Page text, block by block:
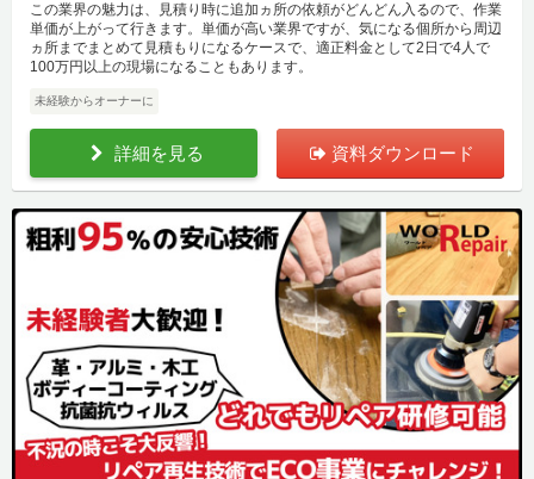
この業界の魅力は、見積り時に追加ヵ所の依頼がどんどん入るので、作業
単価が上がって行きます。単価が高い業界ですが、気になる個所から周辺
ヵ所までまとめて見積もりになるケースで、適正料金として2日で4人で
100万円以上の現場になることもあります。
未経験からオーナーに
詳細を見る 資料ダウンロード